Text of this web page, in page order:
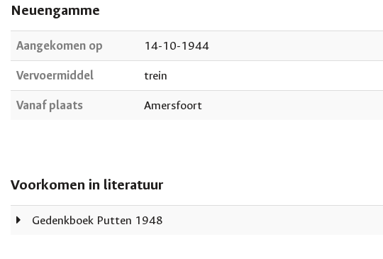
Neuengamme
Aangekomen op
14-10-1944
Vervoermiddel
trein
Vanaf plaats
Amersfoort
Voorkomen in literatuur
Gedenkboek Putten 1948